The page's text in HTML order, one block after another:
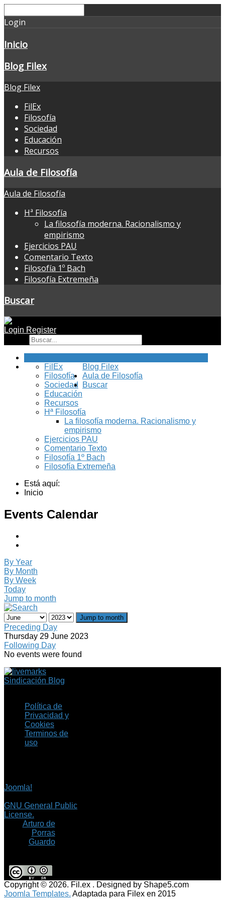
Login
Inicio
Blog Filex
Blog Filex
FilEx
Filosofía
Sociedad
Educación
Recursos
Aula de Filosofía
Aula de Filosofía
Hª Filosofía
La filosofía moderna. Racionalismo y
empirismo
Ejercicios PAU
Comentario Texto
Filosofía 1º Bach
Filosofía Extremeña
Buscar
Login Register
Blog Filex
FilEx
Filosofía
Sociedad
Educación
Recursos
Aula de Filosofía
Hª Filosofía
La filosofía moderna. Racionalismo y
empirismo
Ejercicios PAU
Comentario Texto
Filosofía 1º Bach
Filosofía Extremeña
Buscar
Está aquí:
Inicio
Events Calendar
By Year
By Month
By Week
Today
Jump to month
Jump to month
Preceding Day
Thursday 29 June 2023
Following Day
No events were found
Sindicación Blog
Política de
Privacidad y
Cookies
Terminos de
uso
Joomla!
GNU General Public
License.
Arturo de
Porras
Guardo
Copyright © 2026. Fil.ex . Designed by Shape5.com
Joomla Templates. Adaptada para Filex en 2015